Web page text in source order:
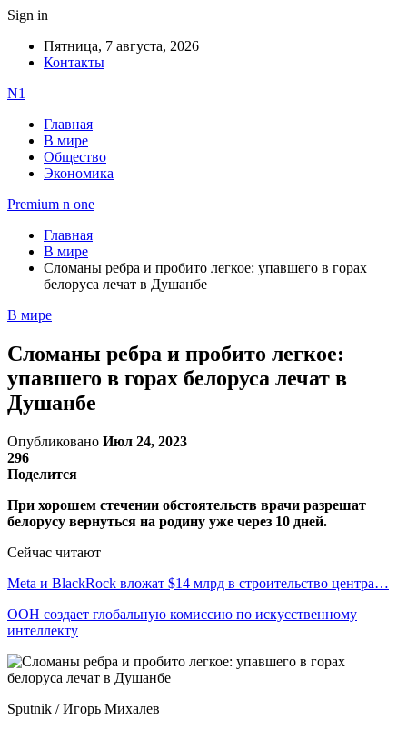
Sign in
Пятница, 7 августа, 2026
Контакты
N1
Главная
В мире
Общество
Экономика
Premium n one
Главная
В мире
Сломаны ребра и пробито легкое: упавшего в горах
белоруса лечат в Душанбе
В мире
Сломаны ребра и пробито легкое:
упавшего в горах белоруса лечат в
Душанбе
Опубликовано Июл 24, 2023
296
Поделится
При хорошем стечении обстоятельств врачи разрешат
белорусу вернуться на родину уже через 10 дней.
Сейчас читают
Meta и BlackRock вложат $14 млрд в строительство центра…
ООН создает глобальную комиссию по искусственному
интеллекту
Sputnik / Игорь Михалев